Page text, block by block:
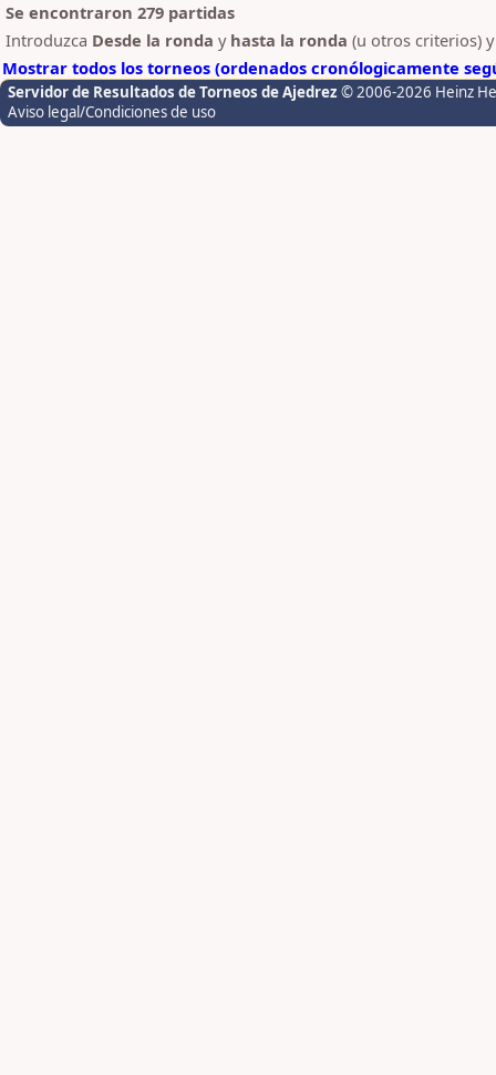
Se encontraron 279 partidas
Introduzca Desde la ronda y hasta la ronda (u otros criterios)
Mostrar todos los torneos (ordenados cronólogicamente
Servidor de Resultados de Torneos de Ajedrez © 2006-2026 Heinz
Aviso legal/Condiciones de uso